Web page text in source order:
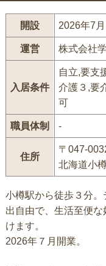
開設 2026年7月
運営 株式会社
入居条件
自立,要支
介護３,要
可
職員体制 -
住所
〒047-
北海道小
小樽駅から徒歩３分
出自由で、生活至便
けます。
2026年７月開業。